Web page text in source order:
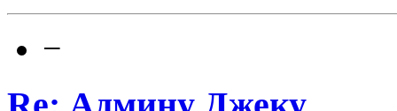
−